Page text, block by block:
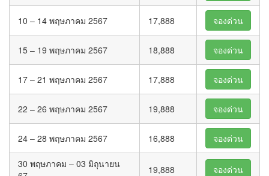
10 – 14 พฤษภาคม 2567 17,888 จองด่วน
15 – 19 พฤษภาคม 2567 18,888 จองด่วน
17 – 21 พฤษภาคม 2567 17,888 จองด่วน
22 – 26 พฤษภาคม 2567 19,888 จองด่วน
24 – 28 พฤษภาคม 2567 16,888 จองด่วน
30 พฤษภาคม – 03 มิถุนายน
19,888 จองด่วน